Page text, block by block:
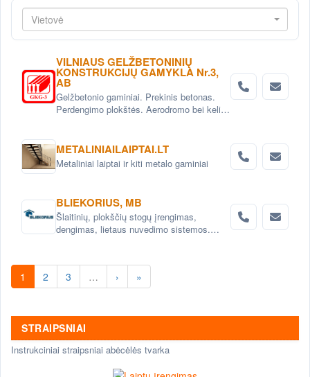
Vietovė
VILNIAUS GELŽBETONINIŲ
KONSTRUKCIJŲ GAMYKLA Nr.3,
AB
Gelžbetonio gaminiai. Prekinis betonas.
Perdengimo plokštės. Aerodromo bei kelio
METALINIAILAIPTAI.LT
Metaliniai laiptai ir kiti metalo gaminiai
BLIEKORIUS, MB
Šlaitinių, plokščių stogų įrengimas,
dengimas, lietaus nuvedimo sistemos.
1 2 3 … › »
STRAIPSNIAI
Instrukciniai straipsniai abėcėlės tvarka